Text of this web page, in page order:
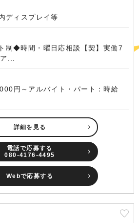
ディスプレイ等
◆時間・曜日応相談【契】実働7
...
円～アルバイト・パート：時給
詳細を見る
電話で応募する
080-4176-4495
Webで応募する